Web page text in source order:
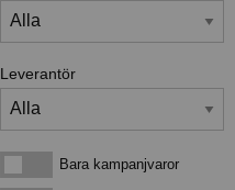
Leverantör
Bara kampanjvarorBara kampanjvaror